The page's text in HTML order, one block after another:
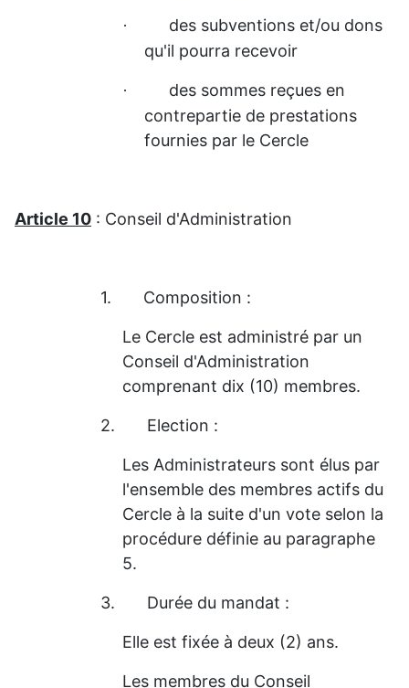
·
des subventions et/ou dons
qu'il pourra recevoir
·
des sommes reçues en
contrepartie de prestations
fournies par le Cercle
Article 10 : Conseil d'Administration
1. Composition :
Le Cercle est administré par un
Conseil d'Administration
comprenant dix (10) membres.
2. Election :
Les Administrateurs sont élus par
l'ensemble des membres actifs du
Cercle à la suite d'un vote selon la
procédure définie au paragraphe
5.
3. Durée du mandat :
Elle est fixée à deux (2) ans.
Les membres du Conseil